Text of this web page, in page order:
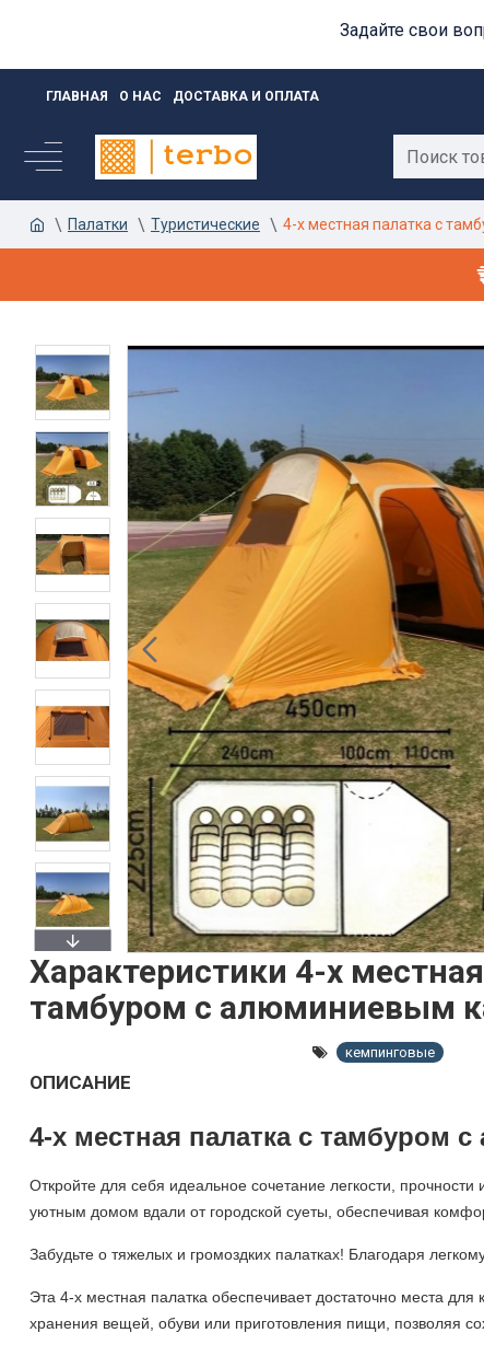
Задайте свои
ГЛАВНАЯ О НАС ДОСТАВКА И ОПЛАТА
Палатки Туристические 4-х местная палатка с
Характеристики 4-х
тамбуром с алюминиевым
кемпинговые
ОПИСАНИЕ
4-х местная палатка с тамбуром
Откройте для себя идеальное сочетание легкости, прочности
уютным домом вдали от городской суеты, обеспечивая
Забудьте о тяжелых и громоздких палатках! Благодаря
Эта 4-х местная палатка обеспечивает достаточно места
хранения вещей, обуви или приготовления пищи, позволяя